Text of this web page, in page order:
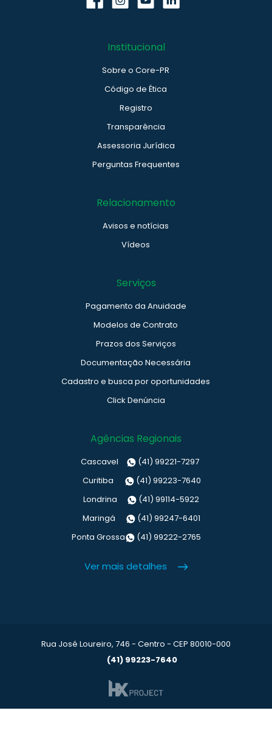
Institucional
Sobre o Core-PR
Código de Ética
Registro
Transparência
Assessoria Jurídica
Perguntas Frequentes
Relacionamento
Avisos e notícias
Vídeos
Serviços
Pagamento da Anuidade
Modelos de Contrato
Prazos dos Serviços
Documentação Necessária
Cadastro e busca por oportunidades
Click Denúncia
Agências Regionais
Cascavel
(41) 99221-7297
Curitiba
(41) 99223-7640
Londrina
(41) 99114-5922
Maringá
(41) 99247-6401
Ponta Grossa
(41) 99222-2765
Ver mais detalhes
Rua José Loureiro, 746 - Centro - CEP 80010-000
(41) 99223-7640